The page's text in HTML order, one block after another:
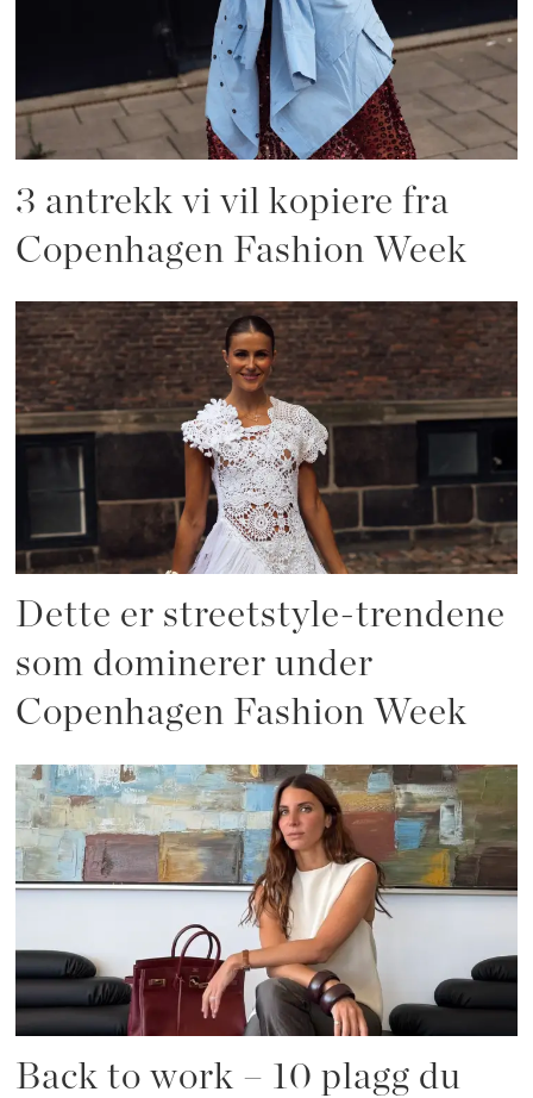
3 antrekk vi vil kopiere fra
Copenhagen Fashion Week
Dette er streetstyle-trendene
som dominerer under
Copenhagen Fashion Week
Back to work – 10 plagg du